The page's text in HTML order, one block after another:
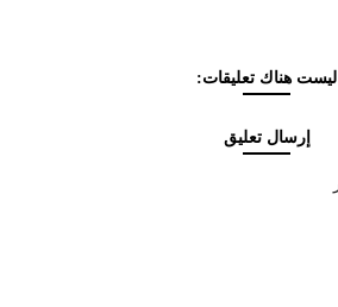
ليست هناك تعليقات:
إرسال تعليق